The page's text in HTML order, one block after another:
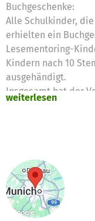
Buchgeschenke:
Alle Schulkinder,
erhielten ein
Lesementoring-
Kindern nach 10
ausgehändigt.
Insgesamt hat der
weiterlesen